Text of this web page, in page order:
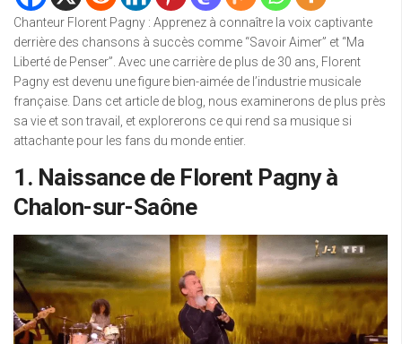
Chanteur Florent Pagny : Apprenez à connaître la voix captivante
derrière des chansons à succès comme “Savoir Aimer” et “Ma
Liberté de Penser”. Avec une carrière de plus de 30 ans, Florent
Pagny est devenu une figure bien-aimée de l’industrie musicale
française. Dans cet article de blog, nous examinerons de plus près
sa vie et son travail, et explorerons ce qui rend sa musique si
attachante pour les fans du monde entier.
1. Naissance de Florent Pagny à
Chalon-sur-Saône